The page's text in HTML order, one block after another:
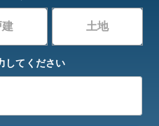
建 土地
してください